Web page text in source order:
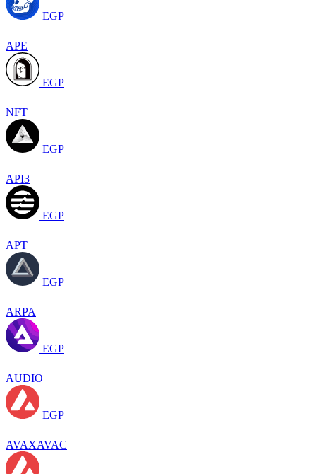
EGP
APE
EGP
NFT
EGP
API3
EGP
APT
EGP
ARPA
EGP
AUDIO
EGP
AVAXAVAC